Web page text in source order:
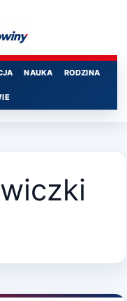
NAUKA RODZINA